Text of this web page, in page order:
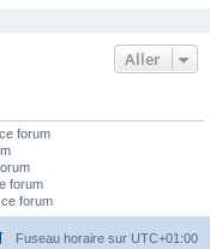
Aller
forum
forum
forum
Fuseau horaire sur UTC+01:00